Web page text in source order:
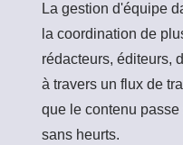
La gestion d'équipe
la coordination de
rédacteurs, éditeurs,
à travers un flux de
que le contenu
sans heurts.